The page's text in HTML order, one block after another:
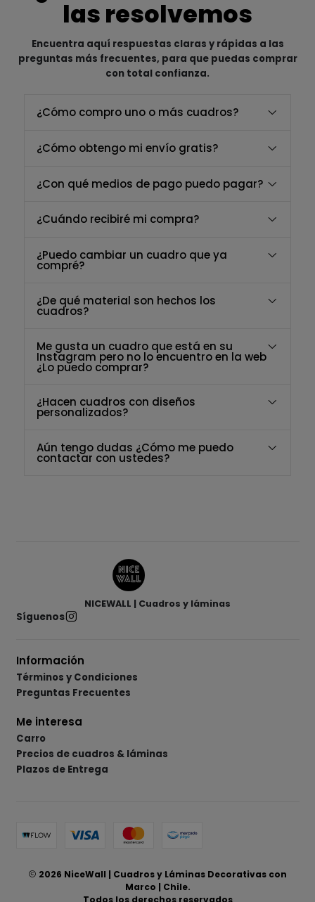
las resolvemos
Encuentra aquí respuestas claras y rápidas a las
preguntas más frecuentes, para que puedas comprar
con total confianza.
¿Cómo compro uno o más cuadros?
¿Cómo obtengo mi envío gratis?
¿Con qué medios de pago puedo pagar?
¿Cuándo recibiré mi compra?
¿Puedo cambiar un cuadro que ya
compré?
¿De qué material son hechos los
cuadros?
Me gusta un cuadro que está en su
Instagram pero no lo encuentro en la web
¿Lo puedo comprar?
¿Hacen cuadros con diseños
personalizados?
Aún tengo dudas ¿Cómo me puedo
contactar con ustedes?
NICEWALL | Cuadros y láminas
Síguenos
Información
Términos y Condiciones
Preguntas Frecuentes
Me interesa
Carro
Precios de cuadros & láminas
Plazos de Entrega
2026 NiceWall | Cuadros y Láminas Decorativas con
Marco | Chile.
Todos los derechos reservados